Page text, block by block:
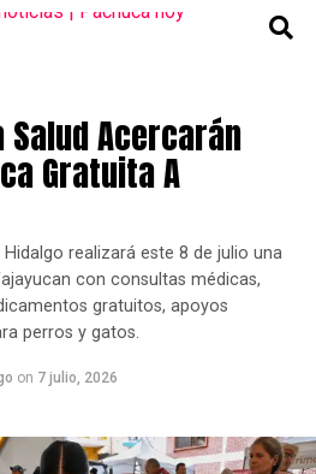
Salud Acercarán
Gratuita A
realizará este 8 de julio una
con consultas médicas,
gratuitos, apoyos
perros y gatos.
on 7 julio, 2026